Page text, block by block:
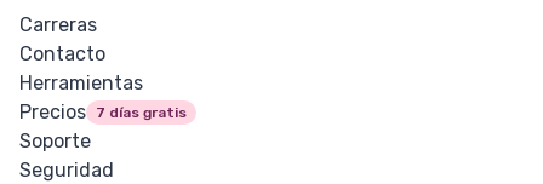
Carreras
Contacto
Herramientas
Precios
7 días gratis
Soporte
Seguridad